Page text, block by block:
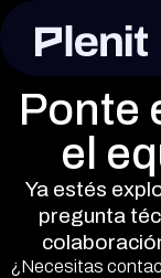
Ponte
el
Ya estés
pregunta
¿Necesitas
CLOUD SERVICES
Servidores
Toda la
Escritorio
Cualquier
Disaster
Recupera
Los archivos
Sin límite y
Blog
Documentación
Eventos
Sobre Plenit
Seguridad y
Careers
Contacto